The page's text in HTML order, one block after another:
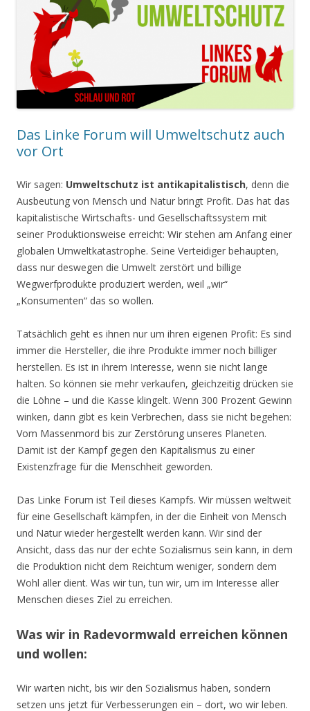
Das Linke Forum will Umweltschutz auch
vor Ort
Wir sagen: Umweltschutz ist antikapitalistisch, denn die
Ausbeutung von Mensch und Natur bringt Profit. Das hat das
kapitalistische Wirtschafts- und Gesellschaftssystem mit
seiner Produktionsweise erreicht: Wir stehen am Anfang einer
globalen Umweltkatastrophe. Seine Verteidiger behaupten,
dass nur deswegen die Umwelt zerstört und billige
Wegwerfprodukte produziert werden, weil „wir“
„Konsumenten“ das so wollen.
Tatsächlich geht es ihnen nur um ihren eigenen Profit: Es sind
immer die Hersteller, die ihre Produkte immer noch billiger
herstellen. Es ist in ihrem Interesse, wenn sie nicht lange
halten. So können sie mehr verkaufen, gleichzeitig drücken sie
die Löhne – und die Kasse klingelt. Wenn 300 Prozent Gewinn
winken, dann gibt es kein Verbrechen, dass sie nicht begehen:
Vom Massenmord bis zur Zerstörung unseres Planeten.
Damit ist der Kampf gegen den Kapitalismus zu einer
Existenzfrage für die Menschheit geworden.
Das Linke Forum ist Teil dieses Kampfs. Wir müssen weltweit
für eine Gesellschaft kämpfen, in der die Einheit von Mensch
und Natur wieder hergestellt werden kann. Wir sind der
Ansicht, dass das nur der echte Sozialismus sein kann, in dem
die Produktion nicht dem Reichtum weniger, sondern dem
Wohl aller dient. Was wir tun, tun wir, um im Interesse aller
Menschen dieses Ziel zu erreichen.
Was wir in Radevormwald erreichen können
und wollen:
Wir warten nicht, bis wir den Sozialismus haben, sondern
setzen uns jetzt für Verbesserungen ein – dort, wo wir leben.